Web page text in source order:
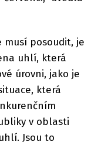
musí posoudit, je
uhlí, která
úrovni, jako je
která
v oblasti
Jsou to